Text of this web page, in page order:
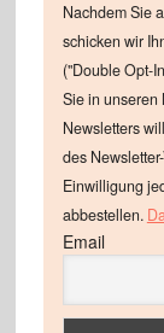
Nachdem Sie
schicken wir
("Double Opt-
Sie in unseren
Newsletters
des
Einwilligung
abbestellen.
Email